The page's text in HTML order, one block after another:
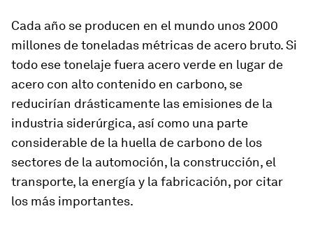
Cada año se producen en el mundo unos 2000
millones de toneladas métricas de acero bruto. Si
todo ese tonelaje fuera acero verde en lugar de
acero con alto contenido en carbono, se
reducirían drásticamente las emisiones de la
industria siderúrgica, así como una parte
considerable de la huella de carbono de los
sectores de la automoción, la construcción, el
transporte, la energía y la fabricación, por citar
los más importantes.